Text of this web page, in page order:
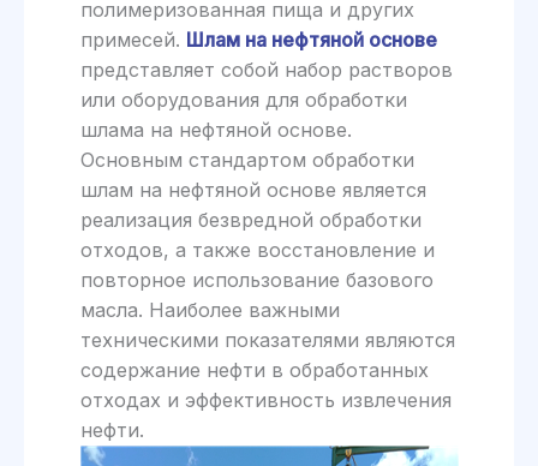
полимеризованная пища и других
примесей. Шлам на нефтяной основе
представляет собой набор растворов
или оборудования для обработки
шлама на нефтяной основе.
Основным стандартом обработки
шлам на нефтяной основе является
реализация безвредной обработки
отходов, а также восстановление и
повторное использование базового
масла. Наиболее важными
техническими показателями являются
содержание нефти в обработанных
отходах и эффективность извлечения
нефти.